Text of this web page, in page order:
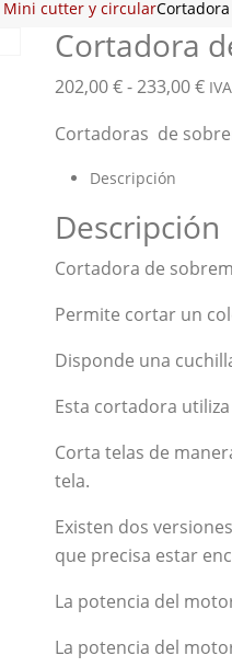
Mini cutter y circular
Cortadora
202,00€-233,00€
Cortadoras de
Descripción
Descripción
Cortadora de
Permite cortar un
Disponde una
Esta cortadora
Corta telas de
tela.
Existen dos
que precisa estar
La potencia del
La potencia del